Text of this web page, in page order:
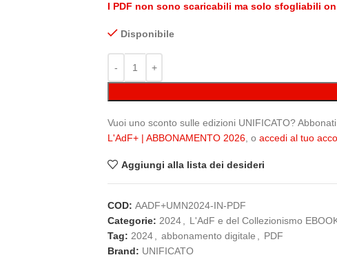
I PDF non sono scaricabili ma solo sfogliabili
Disponibile
Vuoi uno sconto sulle edizioni UNIFICATO? Abbonati
L'AdF+ | ABBONAMENTO 2026 , o accedi al tuo
Aggiungi alla lista dei desideri
COD: AADF+UMN2024-IN-PDF
Categorie: 2024 L'AdF e del Collezionismo
Tag: 2024 abbonamento digitale
PDF
Brand: UNIFICATO